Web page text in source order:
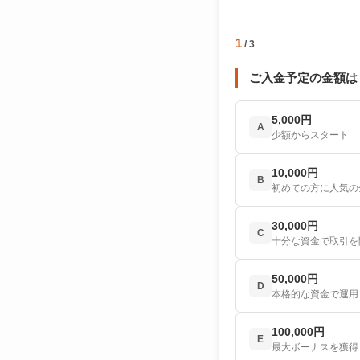
1 / 3
ご入金予定の金額は
A
5,000円
少額からスタート
B
10,000円
初めての方に人気
C
30,000円
十分な資金で取引
D
50,000円
本格的な資金で運用
E
100,000円
最大ボーナスを獲得